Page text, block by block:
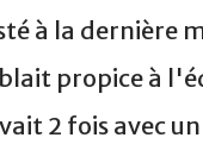
à la dernière
propice à
2 fois avec